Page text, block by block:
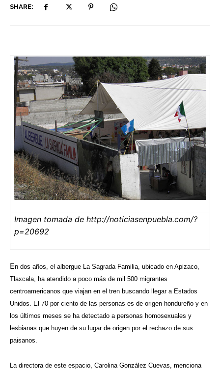
SHARE:
Imagen tomada de http://noticiasenpuebla.com/?
p=20692
En dos años, el albergue La Sagrada Familia, ubicado en Apizaco,
Tlaxcala, ha atendido a poco más de mil 500 migrantes
centroamericanos que viajan en el tren buscando llegar a Estados
Unidos. El 70 por ciento de las personas es de origen hondureño y en
los últimos meses se ha detectado a personas homosexuales y
lesbianas que huyen de su lugar de origen por el rechazo de sus
paisanos.
La directora de este espacio, Carolina González Cuevas, menciona